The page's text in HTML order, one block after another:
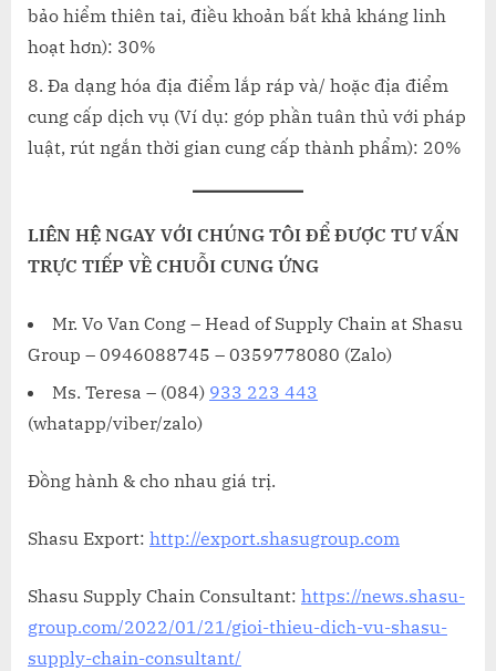
bảo hiểm thiên tai, điều khoản bất khả kháng linh
hoạt hơn): 30%
Đa dạng hóa địa điểm lắp ráp và/ hoặc địa điểm
cung cấp dịch vụ (Ví dụ: góp phần tuân thủ với pháp
luật, rút ngắn thời gian cung cấp thành phẩm): 20%
LIÊN HỆ NGAY VỚI CHÚNG TÔI ĐỂ ĐƯỢC TƯ VẤN
TRỰC TIẾP VỀ CHUỖI CUNG ỨNG
Mr. Vo Van Cong – Head of Supply Chain at Shasu
Group – 0946088745 – 0359778080 (Zalo)
Ms. Teresa – (084) 933 223 443
(whatapp/viber/zalo)
Đồng hành & cho nhau giá trị.
Shasu Export: http://export.shasugroup.com
Shasu Supply Chain Consultant: https://news.shasu-
group.com/2022/01/21/gioi-thieu-dich-vu-shasu-
supply-chain-consultant/